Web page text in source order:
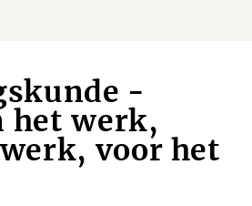
-
het werk,
voor het